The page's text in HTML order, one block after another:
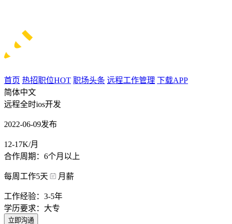
首页 热招职位HOT 职场头条 远程工作管理 下载APP
简体中文
远程全时ios开发
2022-06-09发布
12-17K/月
合作周期：6个月以上
每周工作5天 月薪
工作经验：3-5年
学历要求：大专
立即沟通